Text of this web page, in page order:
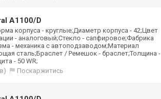
A1100/D
корпуса - круглые;Диаметр корпуса - 42;Цвет
- аналоговый;Стекло - сапфировое;Фабрика
- механика с автоподзаводом;Материал
сталь;Браслет / Ремешок - браслет;Толщина -
- 50 WR;
Поскаржитись